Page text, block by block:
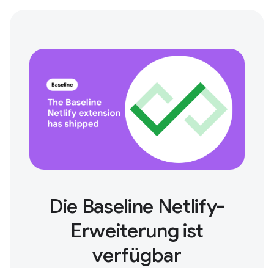
Die Baseline Netlify-
Erweiterung ist
verfügbar